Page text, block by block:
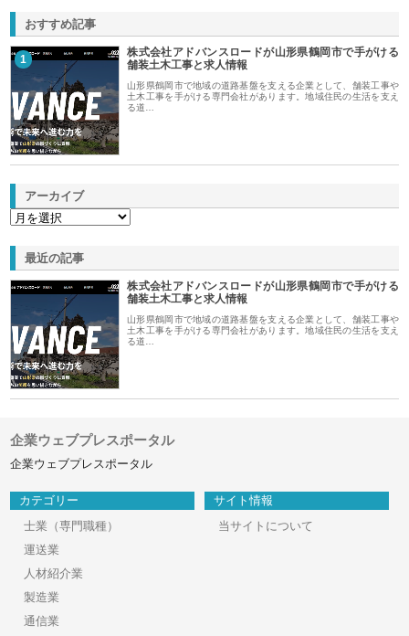
おすすめ記事
1
株式会社アドバンスロードが山形県鶴岡市で手がける
舗装土木工事と求人情報
山形県鶴岡市で地域の道路基盤を支える企業として、舗装工事や
土木工事を手がける専門会社があります。地域住民の生活を支え
る道…
アーカイブ
最近の記事
株式会社アドバンスロードが山形県鶴岡市で手がける
舗装土木工事と求人情報
山形県鶴岡市で地域の道路基盤を支える企業として、舗装工事や
土木工事を手がける専門会社があります。地域住民の生活を支え
る道…
企業ウェブプレスポータル
企業ウェブプレスポータル
カテゴリー
士業（専門職種）
運送業
人材紹介業
製造業
通信業
サイト情報
当サイトについて